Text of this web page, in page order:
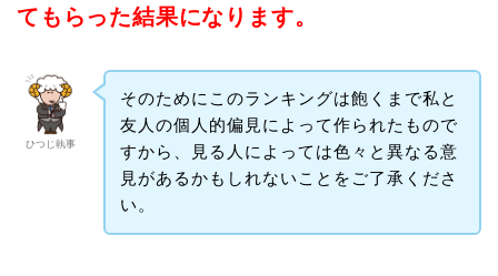
てもらった結果になります。
ひつじ執事
そのためにこのランキングは飽くまで私と
友人の個人的偏見によって作られたもので
すから、見る人によっては色々と異なる意
見があるかもしれないことをご了承くださ
い。